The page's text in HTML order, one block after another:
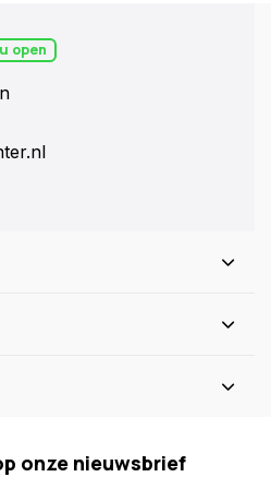
open
onze nieuwsbrief